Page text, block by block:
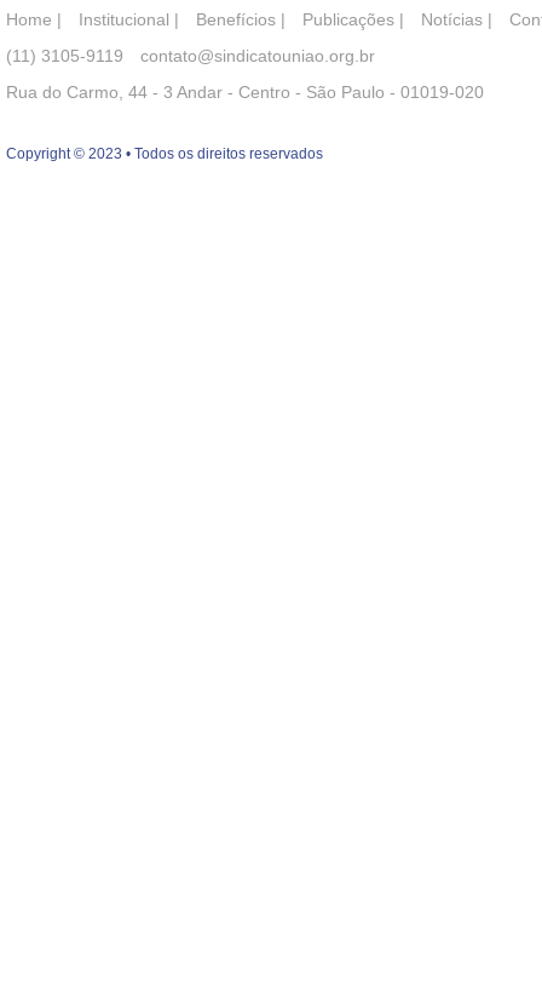
Home | Institucional | Benefícios | Publicações | Notícias |
(11) 3105-9119
contato@sindicatouniao.org.br
Rua do Carmo, 44 - 3 Andar - Centro - São Paulo - 01019-020
Copyright © 2023 • Todos os direitos reservados